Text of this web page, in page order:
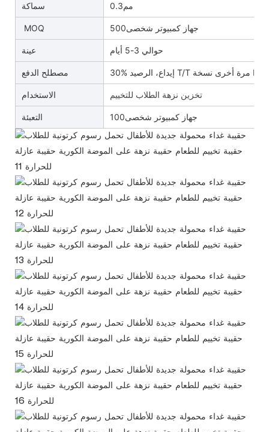
سماكة مم0.3
MOQ جهاز كمبيوتر شخصى500
حوالي 3-5 أيام
مصطلح الدفع 30% إيداع، الرصيد T/T مرة أخرى نسخة B/L
تخزين نزهة الطلاب للتخييم
التعبئة جهاز كمبيوتر شخصى100